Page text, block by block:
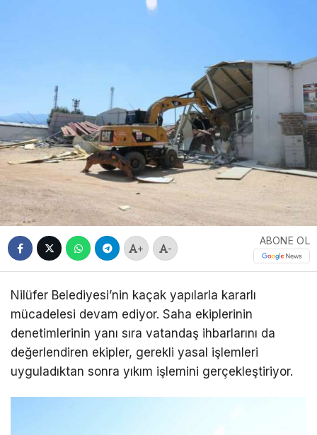
+ -
ABONE OL
Nilüfer Belediyesi’nin kaçak yapılarla kararlı
mücadelesi devam ediyor. Saha ekiplerinin
denetimlerinin yanı sıra vatandaş ihbarlarını da
değerlendiren ekipler, gerekli yasal işlemleri
uyguladıktan sonra yıkım işlemini gerçekleştiriyor.